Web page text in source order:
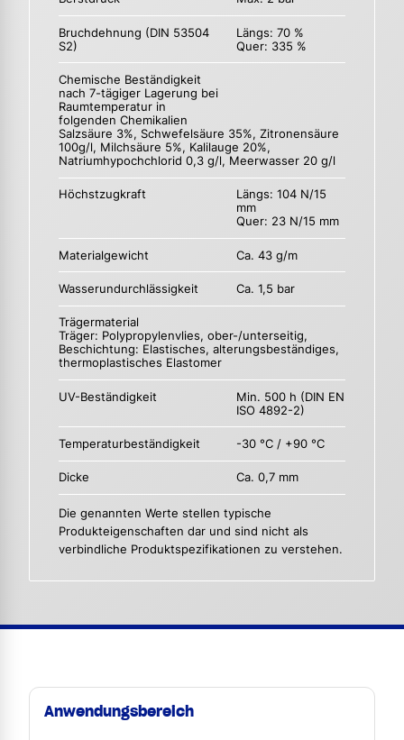
Bruchdehnung (DIN 53504
S2)
Längs: 70 %
Quer: 335 %
Chemische Beständigkeit
nach 7-tägiger Lagerung bei
Raumtemperatur in
folgenden Chemikalien
Salzsäure 3%, Schwefelsäure 35%, Zitronensäure
100g/l, Milchsäure 5%, Kalilauge 20%,
Natriumhypochchlorid 0,3 g/l, Meerwasser 20 g/l
Höchstzugkraft
Längs: 104 N/15
mm
Quer: 23 N/15 mm
Materialgewicht Ca. 43 g/m
Wasserundurchlässigkeit Ca. 1,5 bar
Trägermaterial
Träger: Polypropylenvlies, ober-/unterseitig,
Beschichtung: Elastisches, alterungsbeständiges,
thermoplastisches Elastomer
UV-Beständigkeit
Min. 500 h (DIN EN
ISO 4892-2)
Temperaturbeständigkeit -30 °C / +90 °C
Dicke Ca. 0,7 mm
Die genannten Werte stellen typische
Produkteigenschaften dar und sind nicht als
verbindliche Produktspezifikationen zu verstehen.
Anwendungsbereich